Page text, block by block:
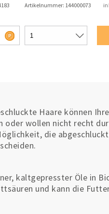
Artikelnummer: 144000073
Haare können
oder wollen nicht recht
die
kaltgepresster Öle in
und kann die